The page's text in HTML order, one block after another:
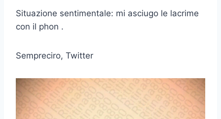
Situazione sentimentale: mi asciugo le lacrime
con il phon .
Sempreciro, Twitter